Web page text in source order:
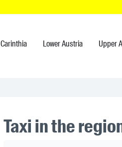
Carinthia Lower Austria Upper
Taxi in the